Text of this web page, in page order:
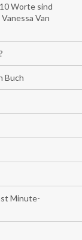
Worte sind
Van
Buch
Minute-